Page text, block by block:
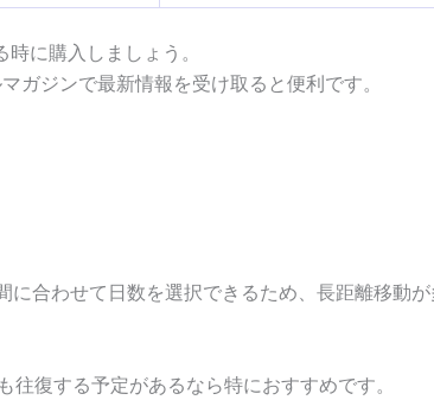
に購入しましょう。
ガジンで最新情報を受け取ると便利です。
合わせて日数を選択できるため、長距離移動
復する予定があるなら特におすすめです。